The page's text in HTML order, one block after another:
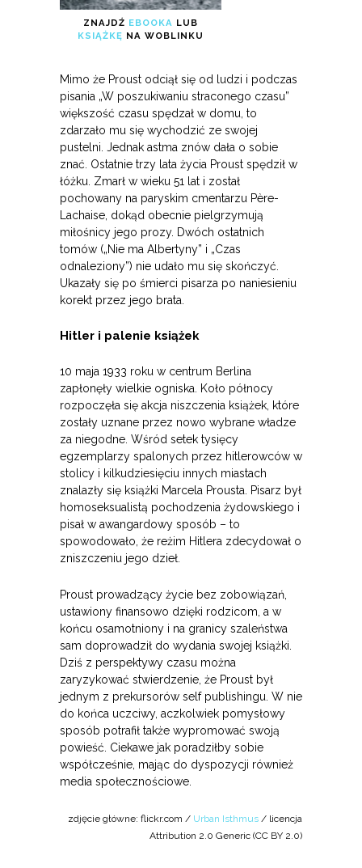
ZNAJDŹ EBOOKA LUB
KSIĄŻKĘ NA WOBLINKU
Mimo że Proust odciął się od ludzi i podczas
pisania „W poszukiwaniu straconego czasu”
większość czasu spędzał w domu, to
zdarzało mu się wychodzić ze swojej
pustelni. Jednak astma znów dała o sobie
znać. Ostatnie trzy lata życia Proust spędził w
łóżku. Zmarł w wieku 51 lat i został
pochowany na paryskim cmentarzu Père-
Lachaise, dokąd obecnie pielgrzymują
miłośnicy jego prozy. Dwóch ostatnich
tomów („Nie ma Albertyny” i „Czas
odnaleziony”) nie udało mu się skończyć.
Ukazały się po śmierci pisarza po naniesieniu
korekt przez jego brata.
Hitler i palenie książek
10 maja 1933 roku w centrum Berlina
zapłonęły wielkie ogniska. Koło północy
rozpoczęła się akcja niszczenia książek, które
zostały uznane przez nowo wybrane władze
za niegodne. Wśród setek tysięcy
egzemplarzy spalonych przez hitlerowców w
stolicy i kilkudziesięciu innych miastach
znalazły się książki Marcela Prousta. Pisarz był
homoseksualistą pochodzenia żydowskiego i
pisał w awangardowy sposób – to
spowodowało, że reżim Hitlera zdecydował o
zniszczeniu jego dzieł.
Proust prowadzący życie bez zobowiązań,
ustawiony finansowo dzięki rodzicom, a w
końcu osamotniony i na granicy szaleństwa
sam doprowadził do wydania swojej książki.
Dziś z perspektywy czasu można
zaryzykować stwierdzenie, że Proust był
jednym z prekursorów self publishingu. W nie
do końca uczciwy, aczkolwiek pomysłowy
sposób potrafił także wypromować swoją
powieść. Ciekawe jak poradziłby sobie
współcześnie, mając do dyspozycji również
media społecznościowe.
zdjęcie główne: flickr.com / Urban Isthmus / licencja
Attribution 2.0 Generic (CC BY 2.0)